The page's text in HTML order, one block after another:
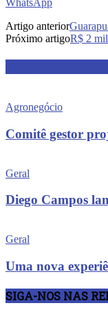
Artigo anterior
Próximo artigoR$ 2
Agronegócio
Comitê gestor
Geral
Diego Campos
Geral
Uma nova
SIGA-NOS NAS